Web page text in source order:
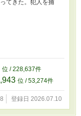
てきた。犯人を捕
位 / 228,637件
位 / 53,274件
登録日 2026.07.10